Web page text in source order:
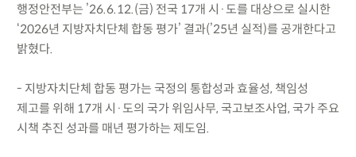
행정안전부는 ’26.6.12.(금) 전국 17개 시·도를 대상으로 실시한
‘2026년 지방자치단체 합동 평가’ 결과(’25년 실적)를 공개한다고
밝혔다.
- 지방자치단체 합동 평가는 국정의 통합성과 효율성, 책임성
제고를 위해 17개 시·도의 국가 위임사무, 국고보조사업, 국가 주요
시책 추진 성과를 매년 평가하는 제도임.